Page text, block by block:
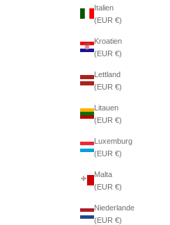
Italien
(EUR €)
Kroatien
(EUR €)
Lettland
(EUR €)
Litauen
(EUR €)
Luxemburg
(EUR €)
Malta
(EUR €)
Niederlande
(EUR €)